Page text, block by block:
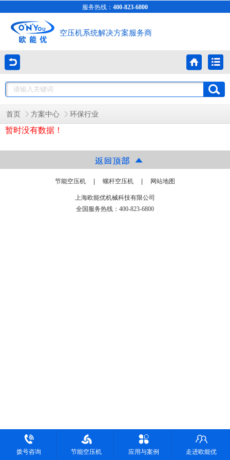
服务热线： 400-823-6800
空压机系统解决方案服务商
首页 方案中心 环保行业
暂时没有数据！
节能空压机 螺杆空压机 网站地图
上海欧能优机械科技有限公司
全国服务热线：400-823-6800
拨号咨询 节能空压机 应用与案例 走进欧能优